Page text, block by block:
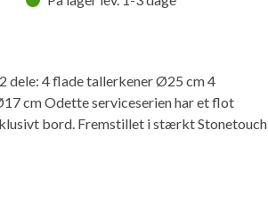
dele: 4 flade tallerkener Ø25 cm 4
cm Odette serviceserien har et flot
bord. Fremstillet i stærkt Stonetouch